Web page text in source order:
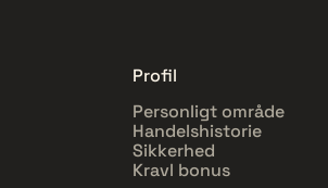
Profil
Personligt område
Handelshistorie
Sikkerhed
Kravl bonus